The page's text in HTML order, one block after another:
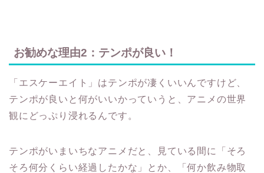
お勧めな理由2：テンポが良い！
「エスケーエイト」はテンポが凄くいいんですけど、
テンポが良いと何がいいかっていうと、アニメの世界
観にどっぷり浸れるんです。
テンポがいまいちなアニメだと、見ている間に「そろ
そろ何分くらい経過したかな」とか、「何か飲み物取